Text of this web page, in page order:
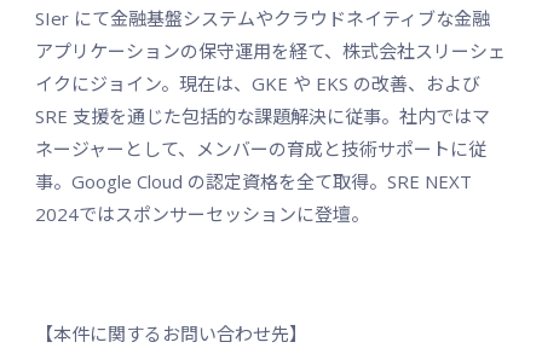
SIer にて金融基盤システムやクラウドネイティブな金融
アプリケーションの保守運用を経て、株式会社スリーシェ
イクにジョイン。現在は、GKE や EKS の改善、および
SRE 支援を通じた包括的な課題解決に従事。社内ではマ
ネージャーとして、メンバーの育成と技術サポートに従
事。Google Cloud の認定資格を全て取得。SRE NEXT
2024ではスポンサーセッションに登壇。
【本件に関するお問い合わせ先】